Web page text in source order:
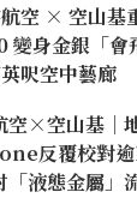
空 × 空山基
變身金銀「會
呎空中藝廊
空×空山基｜
反覆校對逾
「液態金屬」